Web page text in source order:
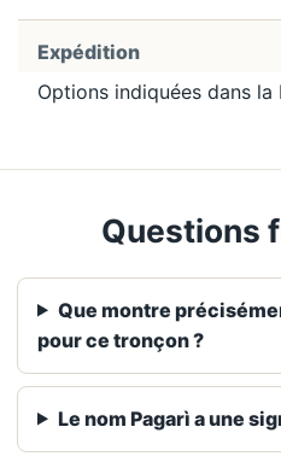
Expédition
Options indiquées dans la
Questions
Que montre
pour ce tronçon ?
Le nom Pagarì a une